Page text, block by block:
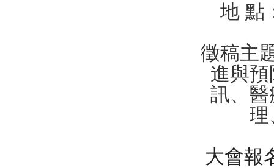
地 點
徵稿主
進與
訊、
理
大會報